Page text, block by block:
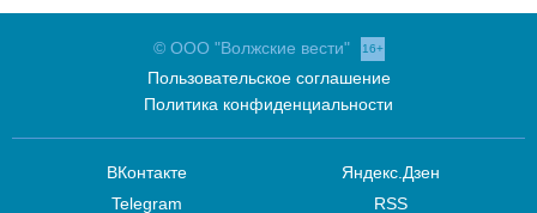
© ООО "Волжские вести" 16+
Пользовательское соглашение
Политика конфиденциальности
ВКонтакте
Telegram
Яндекс.Дзен
RSS